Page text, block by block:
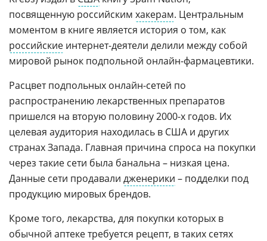
посвященную российским хакерам. Центральным
моментом в книге является история о том, как
российские интернет-деятели делили между собой
мировой рынок подпольной онлайн-фармацевтики.
Расцвет подпольных онлайн-сетей по
распространению лекарственных препаратов
пришелся на вторую половину 2000-х годов. Их
целевая аудитория находилась в США и других
странах Запада. Главная причина спроса на покупки
через такие сети была банальна – низкая цена.
Данные сети продавали дженерики – подделки под
продукцию мировых брендов.
Кроме того, лекарства, для покупки которых в
обычной аптеке требуется рецепт, в таких сетях